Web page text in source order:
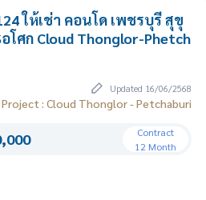
ให้เช่า คอนโด เพชรบุรี สุขุ
โศก Cloud Thonglor-Phetch
Updated 16/06/2568
Project : Cloud Thonglor - Petchaburi
Contract
12 Month